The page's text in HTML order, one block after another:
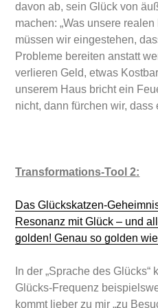
davon ab, sein Glück von
machen: „Was unsere
müssen wir eingestehen,
Probleme bereiten anstatt
verlieren Geld, etwas
unserem Haus bricht ein
nicht, dann fürchen wir, dass
Transformations-Tool 2:
Das Glückskatzen-
Resonanz mit Glück – und
golden! Genau so golden
In der „Sprache des
Glücks-Frequenz
kommt lieber zu mir „zu